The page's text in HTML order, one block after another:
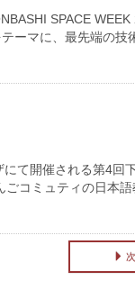
SPACE WEEK
ーマに、最先端の技
て開催される第4回
コミュティの日本語